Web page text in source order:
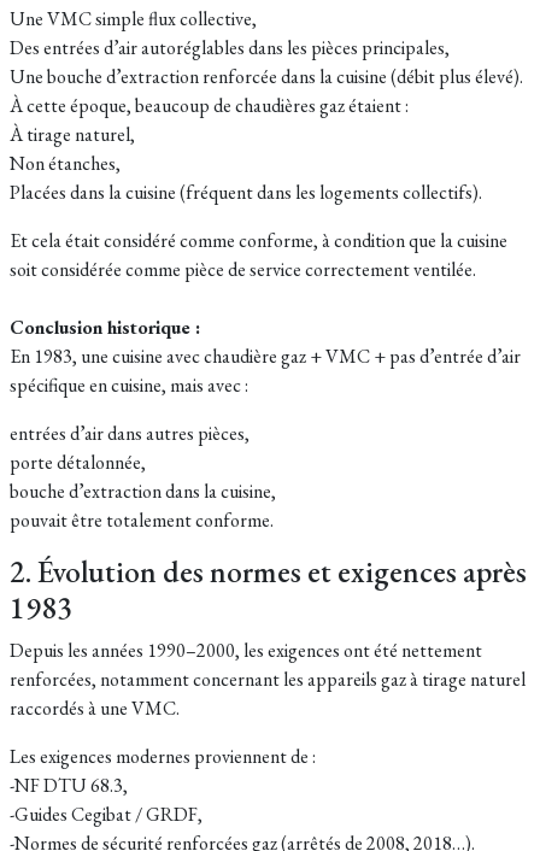
Une VMC simple flux collective,
Des entrées d’air autoréglables dans les pièces principales,
Une bouche d’extraction renforcée dans la cuisine (débit plus élevé).
À cette époque, beaucoup de chaudières gaz étaient :
À tirage naturel,
Non étanches,
Placées dans la cuisine (fréquent dans les logements collectifs).
Et cela était considéré comme conforme, à condition que la cuisine
soit considérée comme pièce de service correctement ventilée.
Conclusion historique :
En 1983, une cuisine avec chaudière gaz + VMC + pas d’entrée d’air
spécifique en cuisine, mais avec :
entrées d’air dans autres pièces,
porte détalonnée,
bouche d’extraction dans la cuisine,
pouvait être totalement conforme.
2. Évolution des normes et exigences après
1983
Depuis les années 1990–2000, les exigences ont été nettement
renforcées, notamment concernant les appareils gaz à tirage naturel
raccordés à une VMC.
Les exigences modernes proviennent de :
-NF DTU 68.3,
-Guides Cegibat / GRDF,
-Normes de sécurité renforcées gaz (arrêtés de 2008, 2018…).